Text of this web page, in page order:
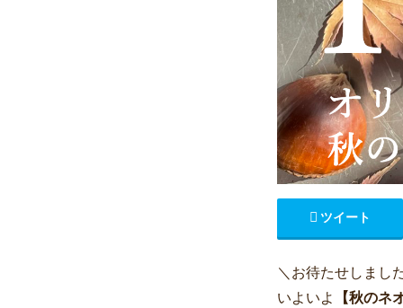
ツイート
＼お待たせしまし
いよいよ
【秋のネ